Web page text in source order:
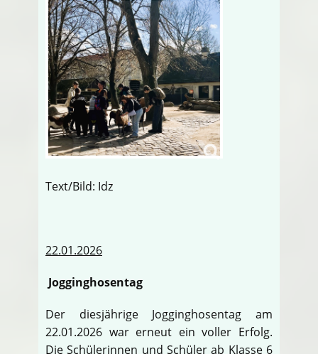
Text/Bild: Idz
22.01.2026
Jogginghosentag
Der diesjährige Jogginghosentag am
22.01.2026 war erneut ein voller Erfolg.
Die Schülerinnen und Schüler ab Klasse 6